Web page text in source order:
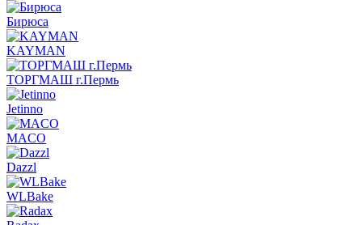
Бирюса
KAYMAN
ТОРГМАШ г.Пермь
Jetinno
MACO
Dazzl
WLBake